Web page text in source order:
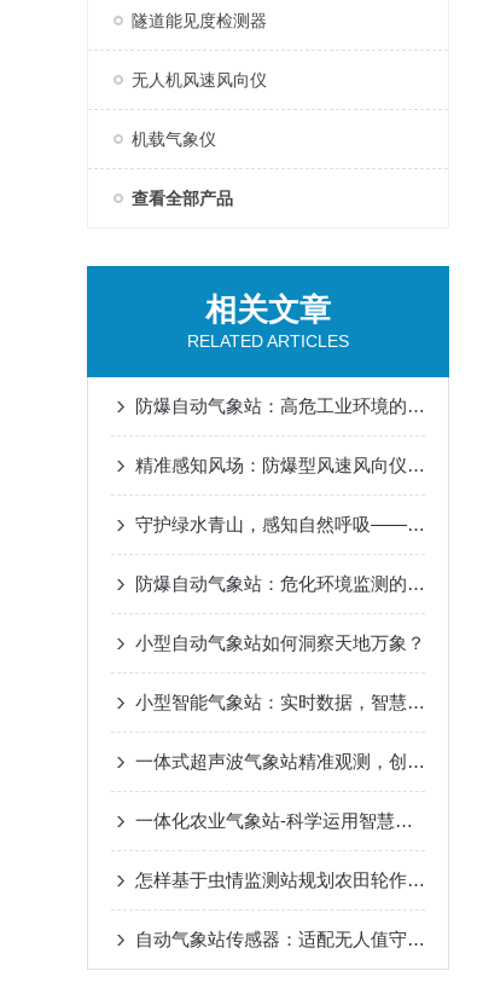
隧道能见度检测器
无人机风速风向仪
机载气象仪
查看全部产品
相关文章
RELATED ARTICLES
防爆自动气象站：高危工业环境的“安全气象眼”
精准感知风场：防爆型风速风向仪测量原理差异解析
守护绿水青山，感知自然呼吸——景区负氧离子监测站，生态旅游的新名片
防爆自动气象站：危化环境监测的“安全卫士”
小型自动气象站如何洞察天地万象？
小型智能气象站：实时数据，智慧气象新选择
一体式超声波气象站精准观测，创造智慧气象
一体化农业气象站-科学运用智慧气象2023已更新（热点|要闻）
怎样基于虫情监测站规划农田轮作制度?
自动气象站传感器：适配无人值守站点，全天候自动采集数据